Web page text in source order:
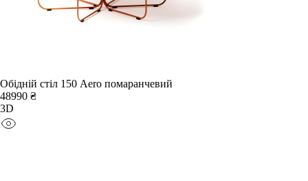
Обідній стіл 150 Aero помаранчевий
48990 ₴
3D